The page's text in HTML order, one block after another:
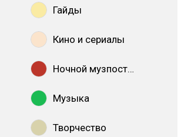
Гайды
Кино и сериалы
Ночной музпостинг
Музыка
Творчество